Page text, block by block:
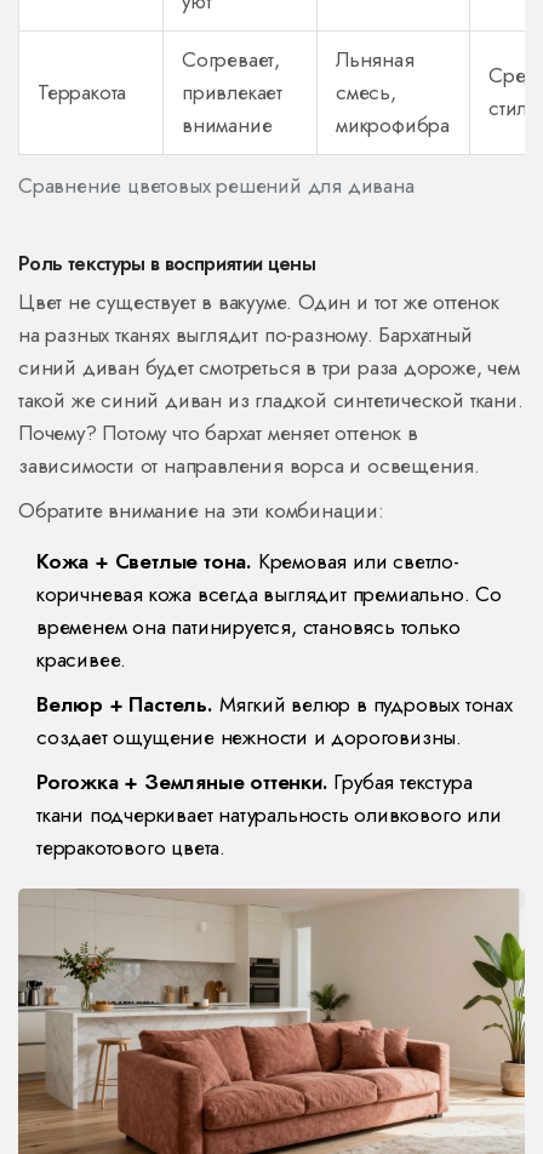
Сравнение цветовых решений для дивана
Терракота
Согревает,
привлекает
внимание
Льняная
смесь,
микрофибра
Роль текстуры в восприятии цены
Цвет не существует в вакууме. Один и тот же оттенок
на разных тканях выглядит по-разному. Бархатный
синий диван будет смотреться в три раза дороже, чем
такой же синий диван из гладкой синтетической ткани.
Почему? Потому что бархат меняет оттенок в
зависимости от направления ворса и освещения.
Обратите внимание на эти комбинации:
Кожа + Светлые тона. Кремовая или светло-
коричневая кожа всегда выглядит премиально. Со
временем она патинируется, становясь только
красивее.
Велюр + Пастель. Мягкий велюр в пудровых тонах
создает ощущение нежности и дороговизны.
Рогожка + Земляные оттенки. Грубая текстура
ткани подчеркивает натуральность оливкового или
терракотового цвета.